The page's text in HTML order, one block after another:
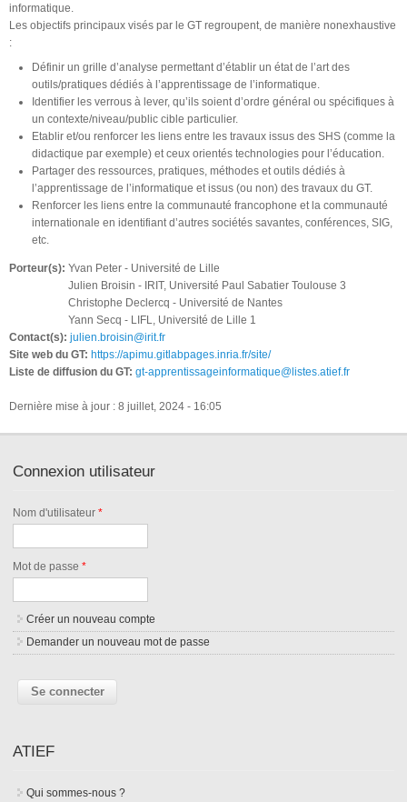
informatique.
Les objectifs principaux visés par le GT regroupent, de manière non­exhaustive
:
Définir un grille d’analyse permettant d’établir un état de l’art des
outils/pratiques dédiés à l’apprentissage de l’informatique.
Identifier les verrous à lever, qu’ils soient d’ordre général ou spécifiques à
un contexte/niveau/public cible particulier.
Etablir et/ou renforcer les liens entre les travaux issus des SHS (comme la
didactique par exemple) et ceux orientés technologies pour l’éducation.
Partager des ressources, pratiques, méthodes et outils dédiés à
l’apprentissage de l’informatique et issus (ou non) des travaux du GT.
Renforcer les liens entre la communauté francophone et la communauté
internationale en identifiant d’autres sociétés savantes, conférences, SIG,
etc.
Porteur(s): Yvan Peter - Université de Lille
Julien Broisin - IRIT, Université Paul Sabatier Toulouse 3
Christophe Declercq - Université de Nantes
Yann Secq - LIFL, ­Université de Lille 1
Contact(s): julien.broisin@irit.fr
Site web du GT: https://apimu.gitlabpages.inria.fr/site/
Liste de diffusion du GT: gt-apprentissageinformatique@listes.atief.fr
Dernière mise à jour : 8 juillet, 2024 - 16:05
Connexion utilisateur
Nom d'utilisateur*
Mot de passe*
Créer un nouveau compte
Demander un nouveau mot de passe
ATIEF
Qui sommes-nous ?